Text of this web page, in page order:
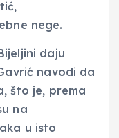
nege.
daju
navodi da
što je, prema
na
u isto